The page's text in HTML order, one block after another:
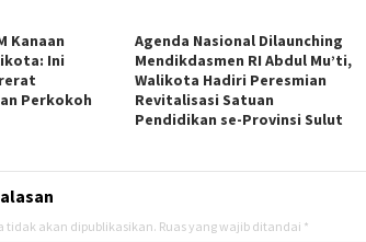
Kanaan
Ini
Perkokoh
Agenda Nasional Dilaunching
Mendikdasmen RI Abdul Mu’ti,
Walikota Hadiri Peresmian
Revitalisasi Satuan
Pendidikan se-Provinsi Sulut
tidak akan dipublikasikan. Ruas yang wajib ditandai *